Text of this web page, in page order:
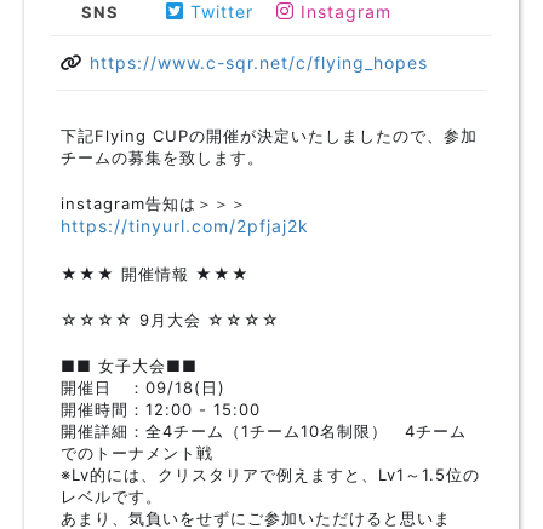
SNS Twitter Instagram
https://www.c-sqr.net/c/flying_hopes
下記Flying CUPの開催が決定いたしましたので、参加
チームの募集を致します。
instagram告知は＞＞＞
https://tinyurl.com/2pfjaj2k
★★★ 開催情報 ★★★
☆☆☆☆ 9月大会 ☆☆☆☆
■■ 女子大会■■
開催日 ：09/18(日)
開催時間：12:00 - 15:00
開催詳細：全4チーム（1チーム10名制限） 4チーム
でのトーナメント戦
※Lv的には、クリスタリアで例えますと、Lv1～1.5位の
レベルです。
あまり、気負いをせずにご参加いただけると思いま